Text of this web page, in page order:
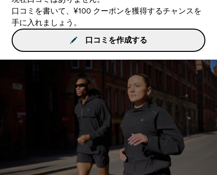
口コミを書いて、¥100 クーポンを獲得するチャンスを
手に入れましょう。
口コミを作成する